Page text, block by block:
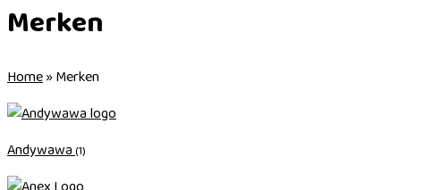
Merken
Home»Merken
Andywawa(1)